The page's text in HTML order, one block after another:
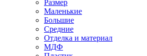
Размер
Маленькие
Большие
Средние
Отделка и материал
МДФ